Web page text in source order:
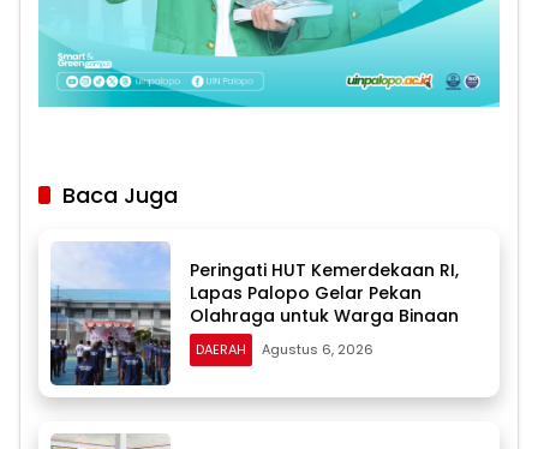
Baca Juga
Peringati HUT Kemerdekaan RI,
Lapas Palopo Gelar Pekan
Olahraga untuk Warga Binaan
DAERAH Agustus 6, 2026